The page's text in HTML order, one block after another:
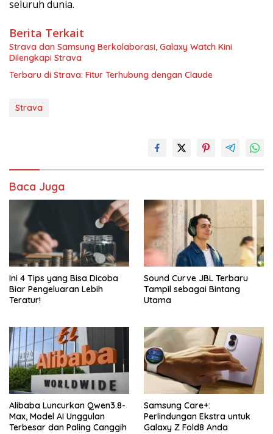
seluruh dunia.
Berita Terkait
Strava dan Samsung Berkolaborasi, Galaxy Watch Kini
Dilengkapi Strava
Terbaru di Strava: Fitur Terhubung dengan Claude
Strava
Baca Juga
Ini 4 Tips yang Bisa Dicoba
Biar Pengeluaran Lebih
Teratur!
Sound Curve JBL Terbaru
Tampil sebagai Bintang
Utama
Alibaba Luncurkan Qwen3.8-
Max, Model AI Unggulan
Terbesar dan Paling Canggih
Samsung Care+:
Perlindungan Ekstra untuk
Galaxy Z Fold8 Anda